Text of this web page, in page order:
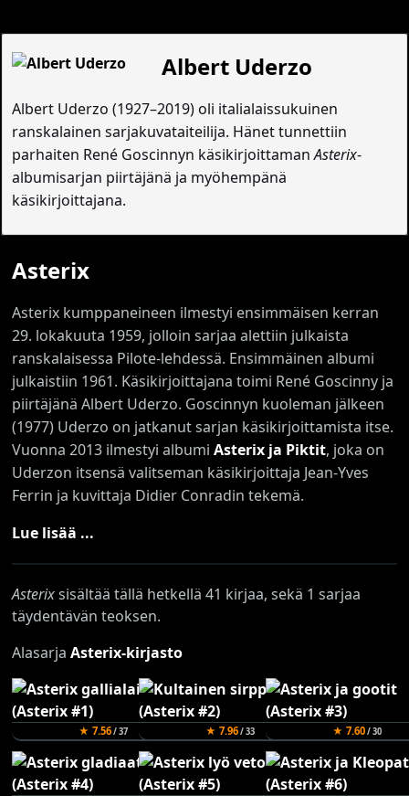
Albert Uderzo
Albert Uderzo (1927–2019) oli italialaissukuinen
ranskalainen sarjakuvataiteilija. Hänet tunnettiin
parhaiten René Goscinnyn käsikirjoittamanAsterix-
albumisarjan piirtäjänä ja myöhempänä
käsikirjoittajana.
Asterix
Asterix kumppaneineen ilmestyi ensimmäisen kerran
29. lokakuuta 1959, jolloin sarjaa alettiin julkaista
ranskalaisessa Pilote-lehdessä. Ensimmäinen albumi
julkaistiin 1961. Käsikirjoittajana toimi René Goscinny ja
piirtäjänä Albert Uderzo. Goscinnyn kuoleman jälkeen
(1977) Uderzo on jatkanut sarjan käsikirjoittamista itse.
Vuonna 2013 ilmestyi albumiAsterix ja Piktit, joka on
Uderzon itsensä valitseman käsikirjoittaja Jean-Yves
Ferrin ja kuvittaja Didier Conradin tekemä.
Lue lisää ...
Asterixsisältää tällä hetkellä 41 kirjaa, sekä 1 sarjaa
täydentävän teoksen.
AlasarjaAsterix-kirjasto
★ 7.56/ 37 ★ 7.96/ 33 ★ 7.60/ 30